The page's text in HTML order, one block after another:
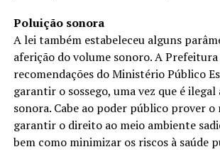
Poluição sonora
A lei também estabeleceu alguns
aferição do volume sonoro. A Prefeitura
recomendações do Ministério Público
garantir o sossego, uma vez que é
sonora. Cabe ao poder público prover o
garantir o direito ao meio ambiente
bem como minimizar os riscos à saúde